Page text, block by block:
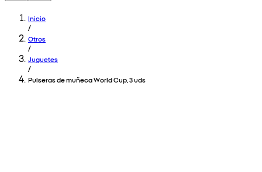
Inicio
/
Otros
/
Juguetes
/
Pulseras de muñeca World Cup, 3 uds